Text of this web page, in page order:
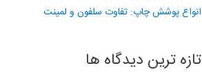
انواع پوشش چاپ: تفاوت سلفون و لمینت
تازه ترین دیدگاه ها